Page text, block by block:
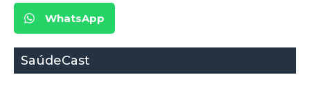
WhatsApp
SaúdeCast